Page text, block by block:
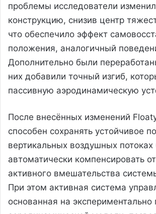
проблемы исследователи
конструкцию, снизив центр
что обеспечило эффект
положения, аналогичный
Дополнительно были
них добавили точный изгиб,
пассивную аэродинамическую
После внесённых изменений
способен сохранять устойчивое
вертикальных воздушных потоках
автоматически компенсировать
активного вмешательства
При этом активная система
основанная на экспериментально